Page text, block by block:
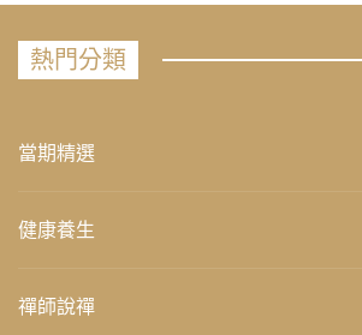
熱門分類
當期精選
健康養生
禪師說禪